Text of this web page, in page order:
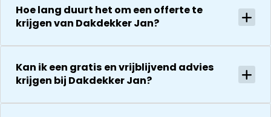
Hoe lang duurt het om een offerte te
krijgen van Dakdekker Jan?
Kan ik een gratis en vrijblijvend advies
krijgen bij Dakdekker Jan?